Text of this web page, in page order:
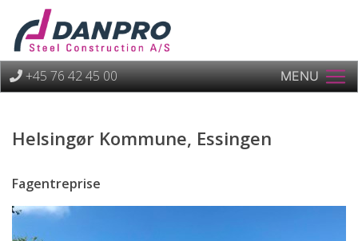
+45 76 42 45 00 MENU
Helsingør Kommune, Essingen
Fagentreprise